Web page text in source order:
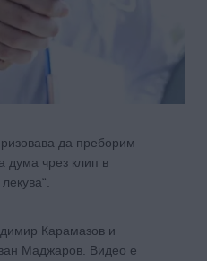
да преборим
дума чрез клип в
Карамазов и
Маджаров. Видео е